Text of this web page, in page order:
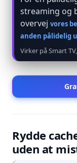
streaming og
overvej vores
anden pålidelig
Virker på Smart
Rydde
uden at